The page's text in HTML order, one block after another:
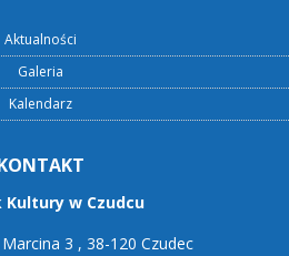
Aktualności
Galeria
Kalendarz
Kultury w Czudcu
3 , 38-120 Czudec